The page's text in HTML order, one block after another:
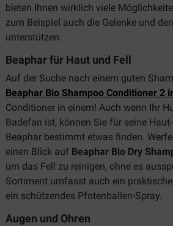
bieten Ihnen wirklich viele
zum Beispiel auch die Gelenke und
unterstützen.
Beaphar für Haut und Fell
Auf der Suche nach einem guten
Beaphar Bio Shampoo Conditioner 2
Conditioner in einem! Auch wenn Ihr
Badefan ist, können Sie für seine
Beaphar bestimmt etwas finden.
einen Blick auf Beaphar Bio Dry
um das Fell zu reinigen, ohne es
Sortiment umfasst auch ein
ein schützendes Pfotenballen-Spray.
Augen und Ohren